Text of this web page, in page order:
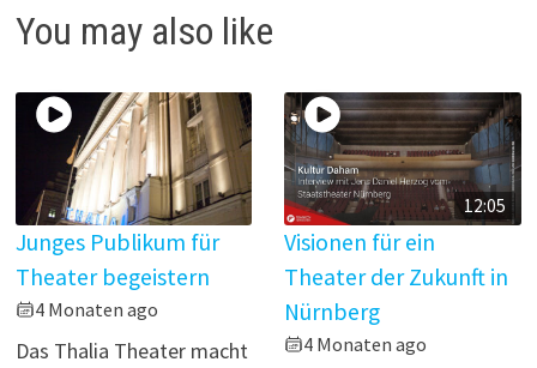
i
e
o
You may also like
Junges Publikum für
Theater begeistern
4 Monaten ago
Das Thalia Theater macht
12:05
Visionen für ein
Theater der Zukunft in
Nürnberg
4 Monaten ago